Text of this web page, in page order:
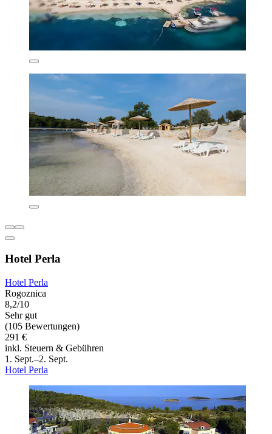
Hotel Perla
Hotel Perla
Rogoznica
8,2/10
Sehr gut
(105 Bewertungen)
291 €
inkl. Steuern & Gebühren
1. Sept.–2. Sept.
Hotel Perla